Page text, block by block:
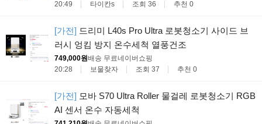
20:49
타이칸s 조회 36 추천 0
[가전] 드리미 L40s Pro Ultra 로봇청소기 사이드 브
러시 엉킴 방지 온수세척 열풍건조
749,000원배송 무료네이버쇼핑
20:28
보물찾자 조회 37 추천 0
[가전] 모바 S70 Ultra Roller 물걸레 로봇청소기 RGB
AI 센서 온수 자동세척